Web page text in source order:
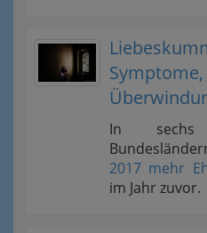
In sechs
2017 mehr
im Jahr zuvor.